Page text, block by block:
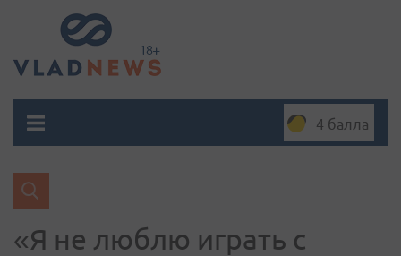
4 балла
«Я не люблю играть с